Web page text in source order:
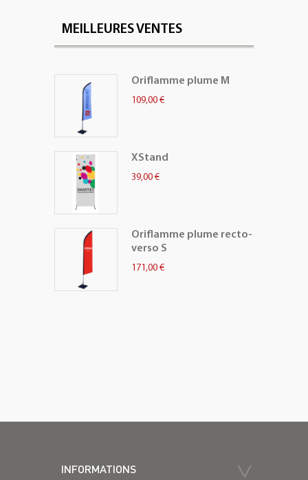
MEILLEURES VENTES
Oriflamme plume M
109,00 €
XStand
39,00 €
Oriflamme plume recto-
verso S
171,00 €
INFORMATIONS